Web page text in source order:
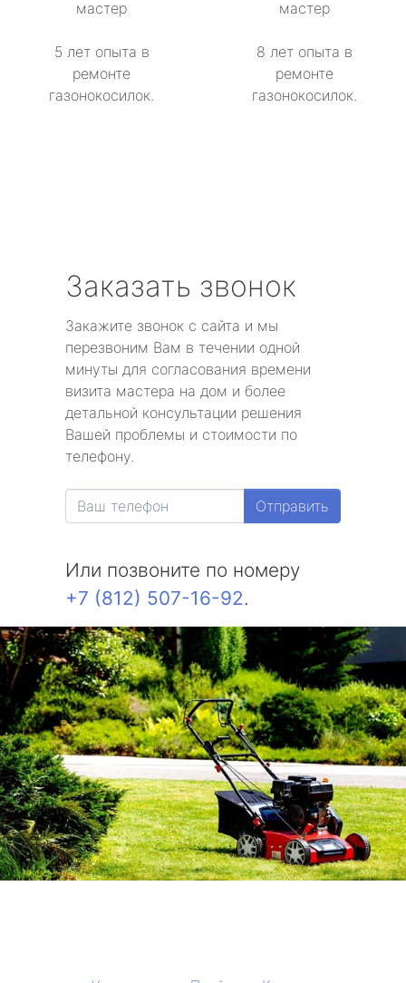
мастер
5 лет опыта в
ремонте
газонокосилок.
мастер
8 лет опыта в
ремонте
газонокосилок.
Заказать звонок
Закажите звонок с сайта и мы
перезвоним Вам в течении одной
минуты для согласования времени
визита мастера на дом и более
детальной консультации решения
Вашей проблемы и стоимости по
телефону.
Отправить
Или позвоните по номеру
+7 (812) 507-16-92.